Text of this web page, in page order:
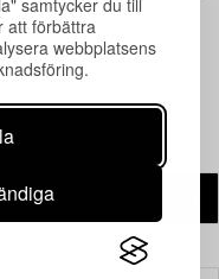
samtycker du till
att förbättra
webbplatsens
›